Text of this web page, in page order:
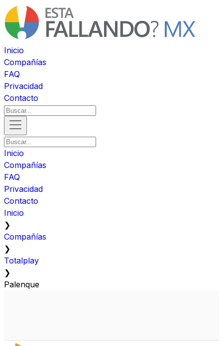
Inicio
Compañías
FAQ
Privacidad
Contacto
Inicio
Compañías
FAQ
Privacidad
Contacto
Inicio
❯
Compañías
❯
Totalplay
❯
Palenque